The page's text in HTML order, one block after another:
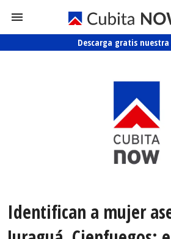
Descarga gratis nuestra
Identifican a mujer